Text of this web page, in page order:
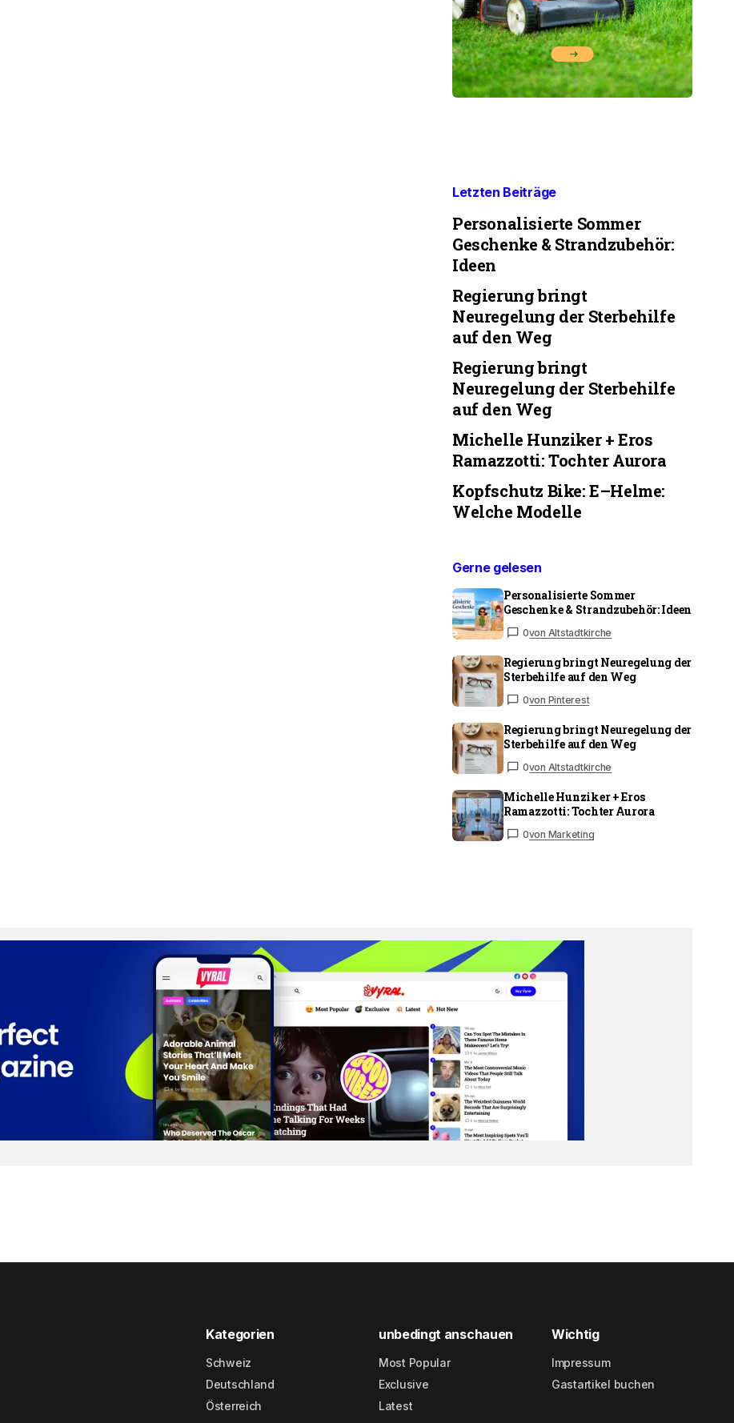
Letzten Beiträge
Personalisierte Sommer
Geschenke & Strandzubehör:
Ideen
Regierung bringt
Neuregelung der Sterbehilfe
auf den Weg
Regierung bringt
Neuregelung der Sterbehilfe
auf den Weg
Michelle Hunziker + Eros
Ramazzotti: Tochter Aurora
Kopfschutz Bike: E–Helme:
Welche Modelle
Gerne gelesen
Personalisierte Sommer
Geschenke & Strandzubehör: Ideen
0von Altstadtkirche
Regierung bringt Neuregelung der
Sterbehilfe auf den Weg
0von Pinterest
Regierung bringt Neuregelung der
Sterbehilfe auf den Weg
0von Altstadtkirche
Michelle Hunziker + Eros
Ramazzotti: Tochter Aurora
0von Marketing
Kategorien
Schweiz
Deutschland
Österreich
unbedingt anschauen
Most Popular
Exclusive
Latest
Wichtig
Impressum
Gastartikel buchen